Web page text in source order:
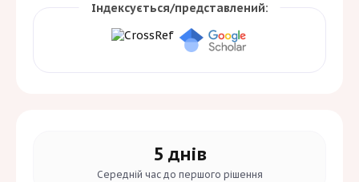
Орієнтований на науковців, викладачів,
практичних психологів, аспірантів і студентів.
Індексується/представлений:
5 днів
Середній час до першого рішення